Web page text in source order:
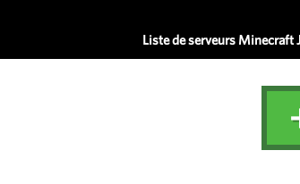
Liste de serveurs Minecraft